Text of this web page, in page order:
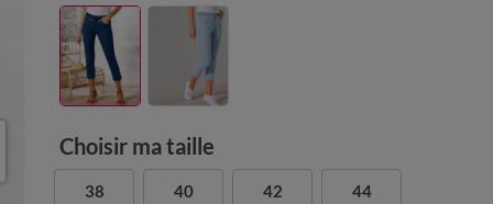
Choisir ma taille
38 40 42 44